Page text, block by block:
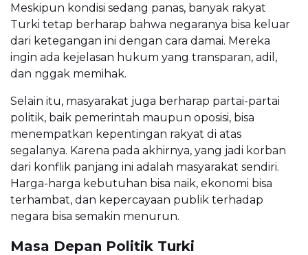
Meskipun kondisi sedang panas, banyak rakyat
Turki tetap berharap bahwa negaranya bisa keluar
dari ketegangan ini dengan cara damai. Mereka
ingin ada kejelasan hukum yang transparan, adil,
dan nggak memihak.
Selain itu, masyarakat juga berharap partai-partai
politik, baik pemerintah maupun oposisi, bisa
menempatkan kepentingan rakyat di atas
segalanya. Karena pada akhirnya, yang jadi korban
dari konflik panjang ini adalah masyarakat sendiri.
Harga-harga kebutuhan bisa naik, ekonomi bisa
terhambat, dan kepercayaan publik terhadap
negara bisa semakin menurun.
Masa Depan Politik Turki